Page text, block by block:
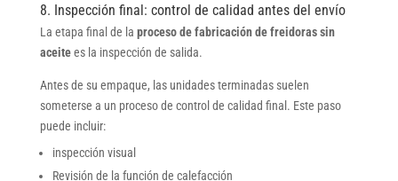
8. Inspección final: control de calidad antes del envío
La etapa final de la proceso de fabricación de freidoras sin
aceitees la inspección de salida.
Antes de su empaque, las unidades terminadas suelen
someterse a un proceso de control de calidad final. Este paso
puede incluir:
inspección visual
Revisión de la función de calefacción